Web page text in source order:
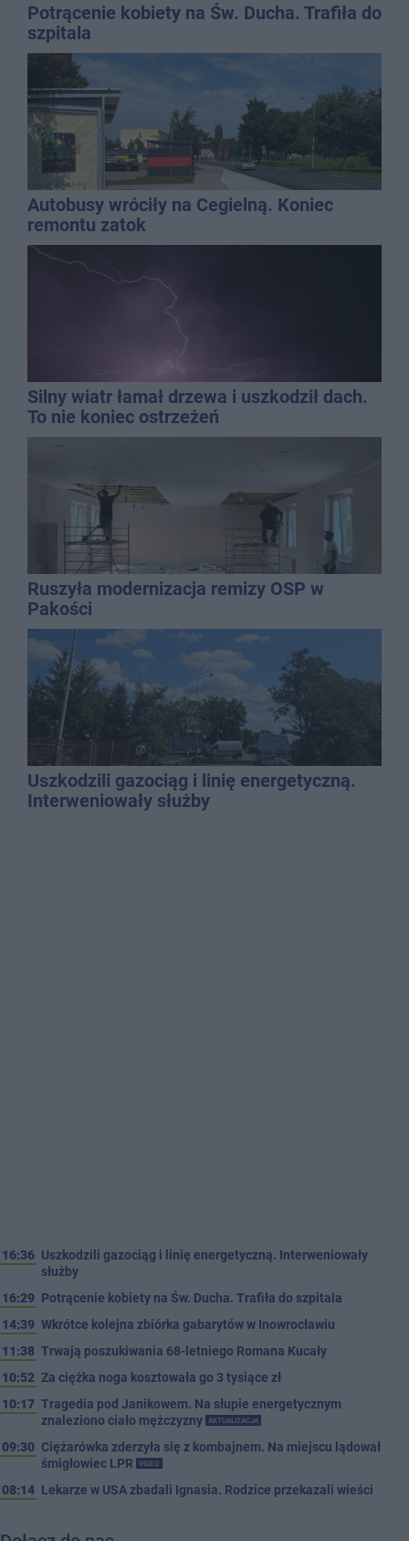
Potrącenie kobiety na Św. Ducha. Trafiła do
szpitala
Autobusy wróciły na Cegielną. Koniec
remontu zatok
Silny wiatr łamał drzewa i uszkodził dach.
To nie koniec ostrzeżeń
Ruszyła modernizacja remizy OSP w
Pakości
Uszkodzili gazociąg i linię energetyczną.
Interweniowały służby
16:36 Uszkodzili gazociąg i linię energetyczną. Interweniowały
służby
16:29 Potrącenie kobiety na Św. Ducha. Trafiła do szpitala
14:39 Wkrótce kolejna zbiórka gabarytów w Inowrocławiu
11:38 Trwają poszukiwania 68-letniego Romana Kucały
10:52 Za ciężka noga kosztowała go 3 tysiące zł
10:17 Tragedia pod Janikowem. Na słupie energetycznym
znaleziono ciało mężczyzny
AKTUALIZACJA
09:30 Ciężarówka zderzyła się z kombajnem. Na miejscu lądował
śmigłowiec LPR
VIDEO
08:14 Lekarze w USA zbadali Ignasia. Rodzice przekazali wieści